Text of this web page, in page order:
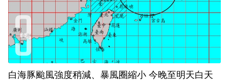
白海豚颱風強度稍減、暴風圈縮小 今晚至明天白天